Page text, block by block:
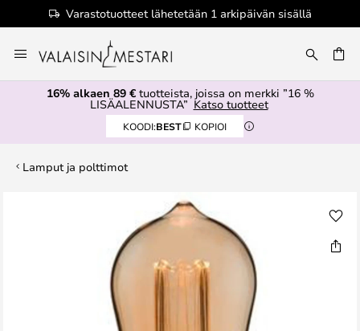
Varastotuotteet lähetetään 1 arkipäivän sisällä
to
Content
16% alkaen 89 €tuotteista, joissa on merkki ”16 %
LISÄALENNUSTA” Katso tuotteet
KOODI:BEST KOPIOI
Lamput ja polttimot